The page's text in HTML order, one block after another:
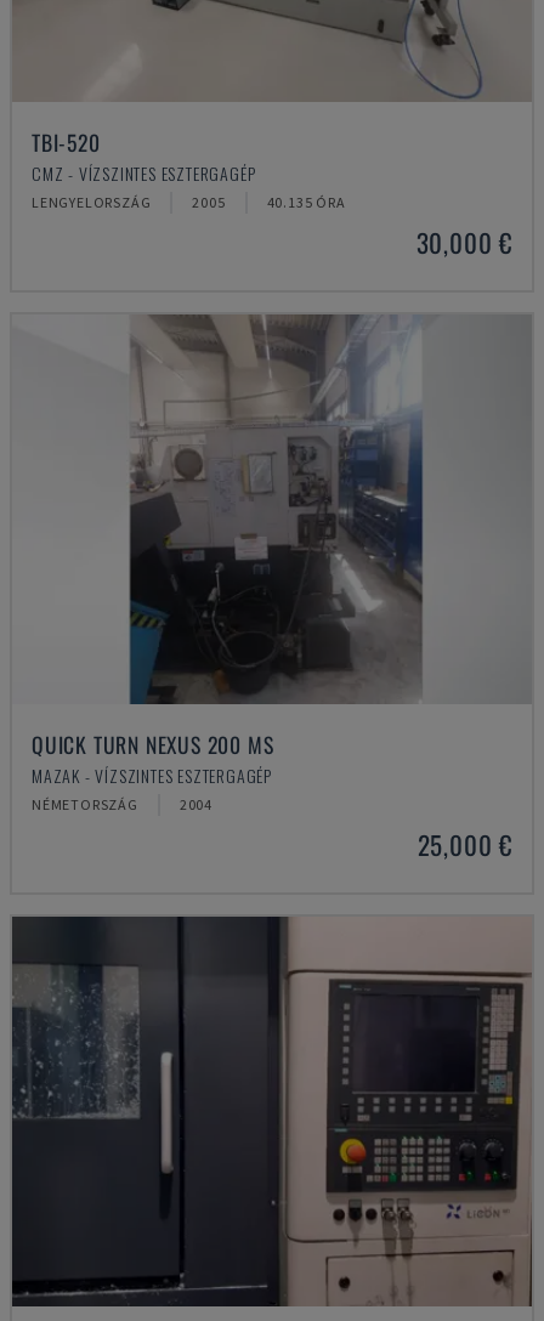
TBI-520
CMZ - VÍZSZINTES ESZTERGAGÉP
LENGYELORSZÁG 2005 40.135 ÓRA
30,000 €
QUICK TURN NEXUS 200 MS
MAZAK - VÍZSZINTES ESZTERGAGÉP
NÉMETORSZÁG 2004
25,000 €